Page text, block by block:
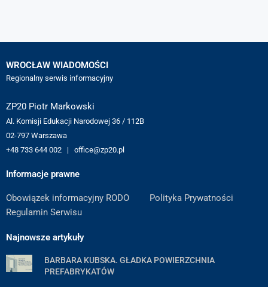
WROCŁAW WIADOMOŚCI
Regionalny serwis informacyjny
ZP20 Piotr Markowski
Al. Komisji Edukacji Narodowej 36 / 112B
02-797 Warszawa
+48 733 644 002 | office@zp20.pl
Informacje prawne
Obowiązek informacyjny RODO
Polityka Prywatności
Regulamin Serwisu
Najnowsze artykuły
BARBARA KUBSKA. GŁADKA POWIERZCHNIA
PREFABRYKATÓW